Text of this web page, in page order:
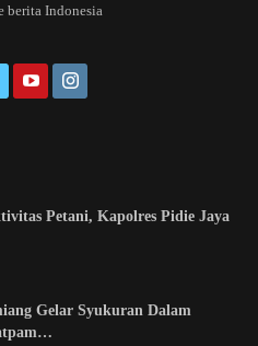
berita Indonesia
Petani, Kapolres Pidie Jaya
Gelar Syukuran Dalam